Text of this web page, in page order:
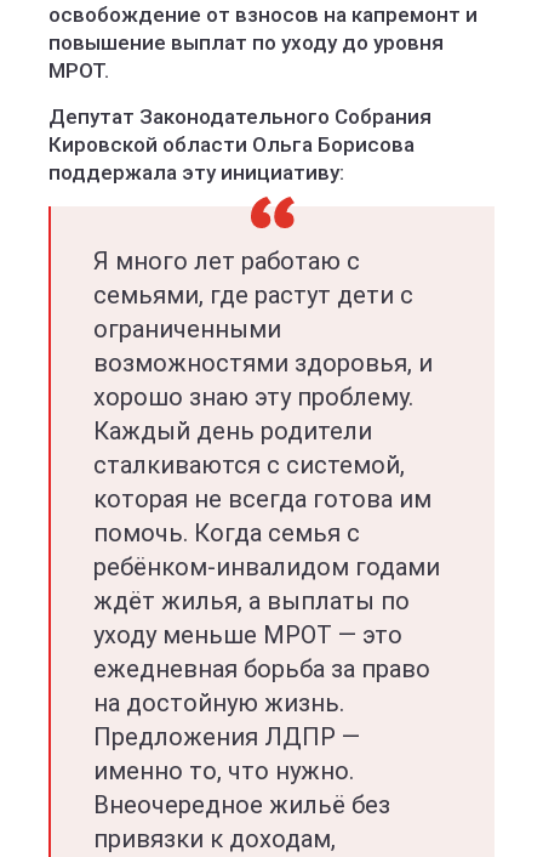
освобождение от взносов на капремонт и
повышение выплат по уходу до уровня
МРОТ.
Депутат Законодательного Собрания
Кировской области Ольга Борисова
поддержала эту инициативу:
Я много лет работаю с
семьями, где растут дети с
ограниченными
возможностями здоровья, и
хорошо знаю эту проблему.
Каждый день родители
сталкиваются с системой,
которая не всегда готова им
помочь. Когда семья с
ребёнком-инвалидом годами
ждёт жилья, а выплаты по
уходу меньше МРОТ — это
ежедневная борьба за право
на достойную жизнь.
Предложения ЛДПР —
именно то, что нужно.
Внеочередное жильё без
привязки к доходам,